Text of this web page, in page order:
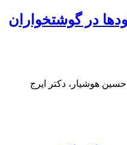
در گوشتخواران
هوشیار، دکتر ایرج